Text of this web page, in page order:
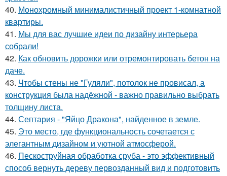
40. Монохромный минималистичный проект 1-комнатной
квартиры.
41. Мы для вас лучшие идеи по дизайну интерьера
собрали!
42. Как обновить дорожки или отремонтировать бетон на
даче.
43. Чтобы стены не "Гуляли", потолок не провисал, а
конструкция была надёжной - важно правильно выбрать
толщину листа.
44. Септария - "Яйцо Дракона", найденное в земле.
45. Это место, где функциональность сочетается с
элегантным дизайном и уютной атмосферой.
46. Пескоструйная обработка сруба - это эффективный
способ вернуть дереву первозданный вид и подготовить